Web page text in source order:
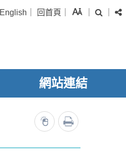
English 回首頁 字級 搜尋
網站連結